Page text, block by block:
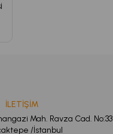
İLETİŞİM
Mah. Ravza Cad. No:33
/İstanbul